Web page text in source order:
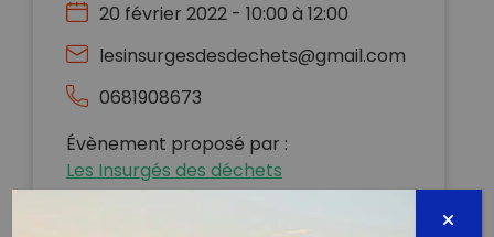
20 février 2022 - 10:00 à 12:00
lesinsurgesdesdechets@gmail.com
0681908673
Évènement proposé par :
Les Insurgés des déchets